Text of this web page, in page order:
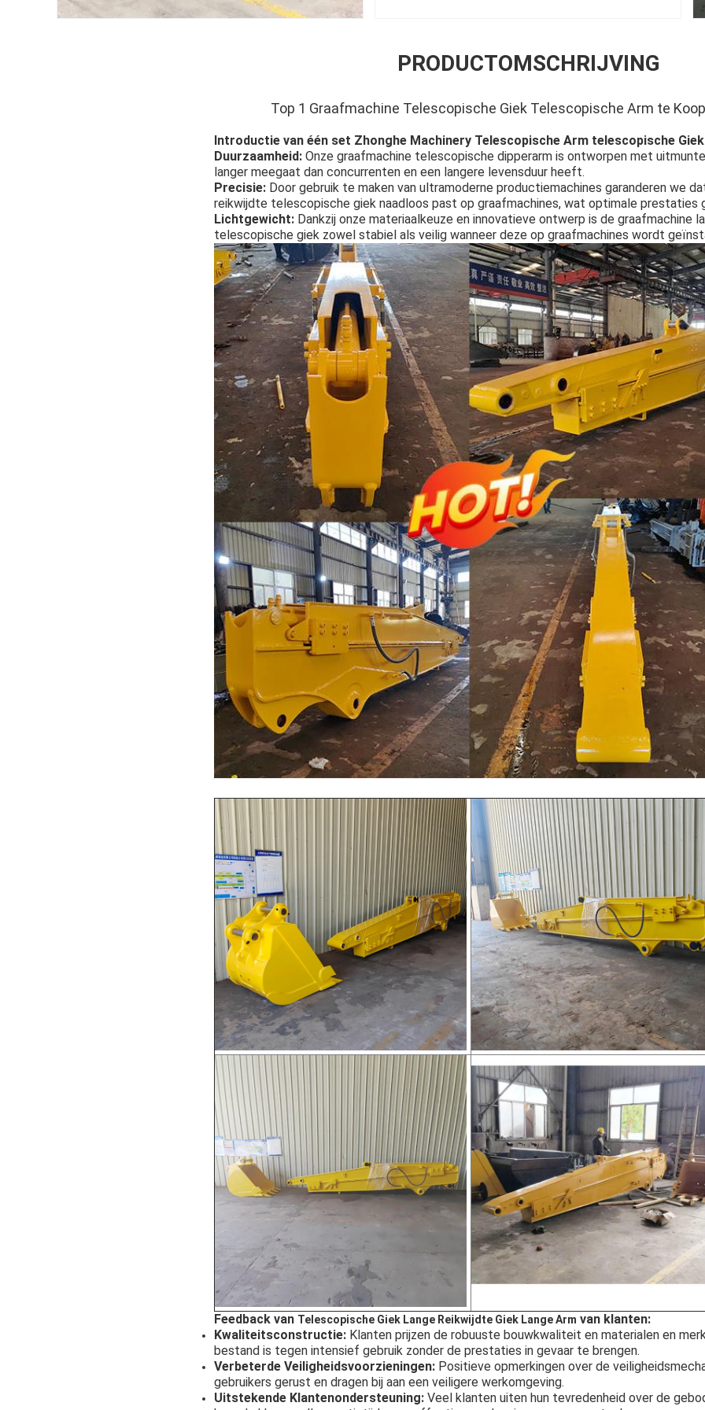
PRODUCTOMSCHRIJVING
Top 1 Graafmachine Telescopische Giek Telescopische Arm te Koop
Introductie van één set Zhonghe Machinery Telescopische Arm telescopische
Duurzaamheid: Onze graafmachine telescopische dipperarm is ontworpen met
langer meegaat dan concurrenten en een langere levensduur heeft.
Precisie: Door gebruik te maken van ultramoderne productiemachines garanderen we
reikwijdte telescopische giek naadloos past op graafmachines, wat optimale prestaties
Lichtgewicht: Dankzij onze materiaalkeuze en innovatieve ontwerp is de graafmachine
telescopische giek zowel stabiel als veilig wanneer deze op graafmachines wordt
Feedback van Telescopische Giek Lange Reikwijdte Giek Lange Arm van klanten:
Kwaliteitsconstructie: Klanten prijzen de robuuste bouwkwaliteit en materialen en
bestand is tegen intensief gebruik zonder de prestaties in gevaar te brengen.
Verbeterde Veiligheidsvoorzieningen: Positieve opmerkingen over de
gebruikers gerust en dragen bij aan een veiligere werkomgeving.
Uitstekende Klantenondersteuning: Veel klanten uiten hun tevredenheid over de